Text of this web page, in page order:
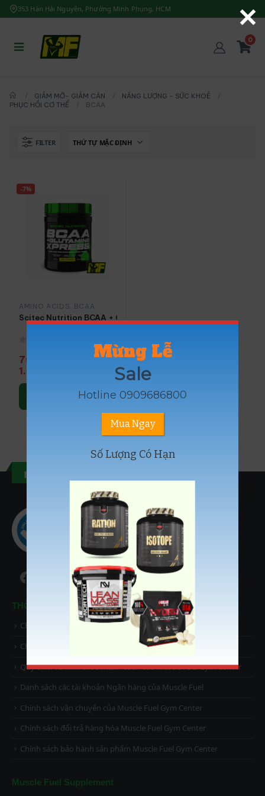
353 Hàn Hải Nguyên, Phường Minh Phụng, HCM
0
GIẢM MỠ- GIẢM CÂN
NĂNG LƯỢNG - SỨC KHOẺ
PHỤC HỒI CƠ THỂ
BCAA
FILTER
-7%
AMINO ACIDS BCAA
Scitec Nutrition BCAA + Glutamine Xpress 300-600g
700.000
1.090.000
musclefuel.vn
FacebookInstagram
TikTokYouTube
THÔNG TIN HỖ TRỢ
Chính sách và quy định chung của Muscle Fuel Gym Center
Chính sách bảo mật thông tin khách hàng
Quy định và hình thức thanh toán của Muscle Fuel Gym Center
Danh sách các tài khoản Ngân hàng của Muscle Fuel
Chính sách vận chuyển của Muscle Fuel Gym Center
Chính sách đổi trả hàng hóa Muscle Fuel Gym Center
Chính sách bảo hành sản phẩm Muscle Fuel Gym Center
Muscle Fuel Supplement
Mừng Lễ
Sale
Hotline 0909686800
Mua Ngay
Số Lượng Có Hạn